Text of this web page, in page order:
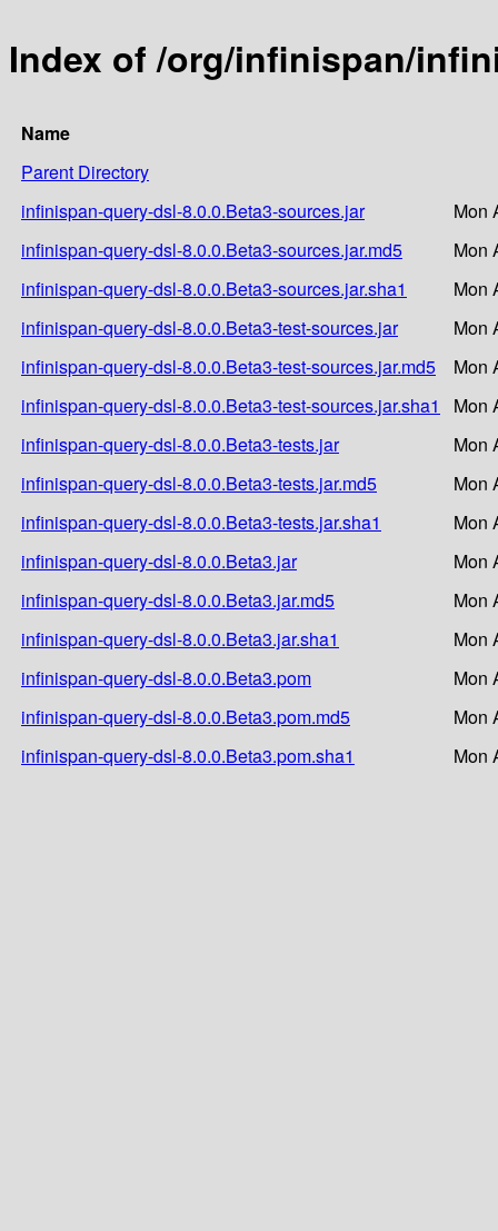
Index of /org/infinispan/
Name
Parent Directory
infinispan-query-dsl-8.0.0.Beta3-sources.jar
Mon
infinispan-query-dsl-8.0.0.Beta3-sources.jar.md5
Mon
infinispan-query-dsl-8.0.0.Beta3-sources.jar.sha1
Mon
infinispan-query-dsl-8.0.0.Beta3-test-sources.jar
Mon
infinispan-query-dsl-8.0.0.Beta3-test-sources.jar.md5
Mon
infinispan-query-dsl-8.0.0.Beta3-test-sources.jar.sha1
Mon
infinispan-query-dsl-8.0.0.Beta3-tests.jar
Mon
infinispan-query-dsl-8.0.0.Beta3-tests.jar.md5
Mon
infinispan-query-dsl-8.0.0.Beta3-tests.jar.sha1
Mon
infinispan-query-dsl-8.0.0.Beta3.jar
Mon
infinispan-query-dsl-8.0.0.Beta3.jar.md5
Mon
infinispan-query-dsl-8.0.0.Beta3.jar.sha1
Mon
infinispan-query-dsl-8.0.0.Beta3.pom
Mon
infinispan-query-dsl-8.0.0.Beta3.pom.md5
Mon
infinispan-query-dsl-8.0.0.Beta3.pom.sha1
Mon